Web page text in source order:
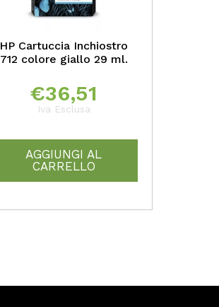
HP Cartuccia Inchiostro
712 colore giallo 29 ml.
€36,51
Iva Esclusa
AGGIUNGI AL
CARRELLO